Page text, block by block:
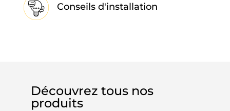
Conseils d'installation
Découvrez tous nos
produits